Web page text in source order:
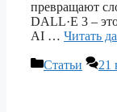
превращают
DALL·E 3 –
AI … Читать
Рубрики
Статьи 21